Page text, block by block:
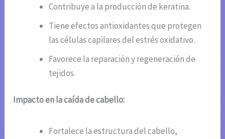
Contribuye a la producción de keratina.
Tiene efectos antioxidantes que protegen
las células capilares del estrés oxidativo.
Favorece la reparación y regeneración de
tejidos.
Impacto en la caída de cabello:
Fortalece la estructura del cabello,